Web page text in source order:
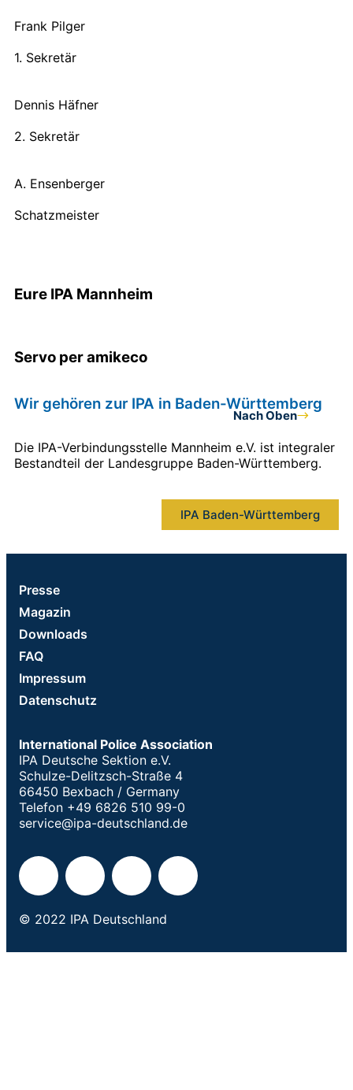
Frank Pilger
1. Sekretär
Dennis Häfner
2. Sekretär
A. Ensenberger
Schatzmeister
Eure IPA Mannheim
Servo per amikeco
Wir gehören zur IPA in Baden-Württemberg
Die IPA-Verbindungsstelle Mannheim e.V. ist integraler
Bestandteil der Landesgruppe Baden-Württemberg.
IPA Baden-Württemberg
Nach Oben
Presse
Magazin
Downloads
FAQ
Impressum
Datenschutz
International Police Association
IPA Deutsche Sektion e.V.
Schulze-Delitzsch-Straße 4
66450 Bexbach / Germany
Telefon +49 6826 510 99-0
service@ipa-deutschland.de
© 2022 IPA Deutschland